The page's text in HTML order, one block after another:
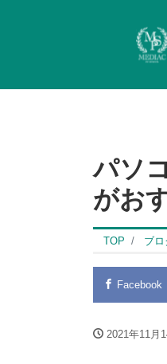
パソ
がお
TOP ブロ
Facebook
2021年11月